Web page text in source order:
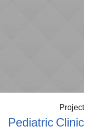
Project
Pediatric Clinic